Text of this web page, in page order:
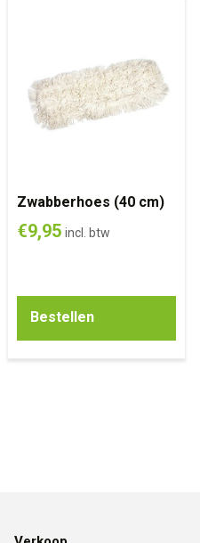
Zwabberhoes (40 cm)
€9,95 incl. btw
Bestellen